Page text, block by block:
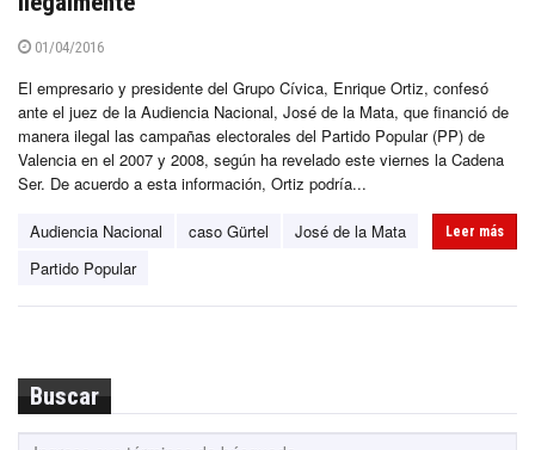
01/04/2016
El empresario y presidente del Grupo Cívica, Enrique Ortiz, confesó
ante el juez de la Audiencia Nacional, José de la Mata, que financió de
manera ilegal las campañas electorales del Partido Popular (PP) de
Valencia en el 2007 y 2008, según ha revelado este viernes la Cadena
Ser. De acuerdo a esta información, Ortiz podría...
Audiencia Nacional caso Gürtel
José de la Mata
Partido Popular
Leer más
Buscar